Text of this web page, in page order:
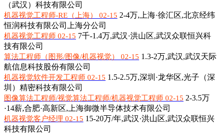
（武汉）科技有限公司
机器视觉工程师-RE（上海） 02-15 2-4万, 上海·徐汇区,北京经纬
恒润科技有限公司上海分公司
机器视觉工程师 02-15 7千-1.4万,武汉·洪山区,武汉众联恒兴科
技有限公司
算法工程师（图形/图像/机器视觉） 02-15 1.3-2万,武汉,武汉天际
航信息科技股份有限公司
机器视觉软件开发工程师 02-15 1.5-2.5万,深圳·龙华区,光子（深
圳）精密科技有限公司
图像算法工程师/视觉算法工程师/机器视觉工程师 02-15 2-3.5万
·14薪,合肥·高新区,上海御微半导体技术有限公司
机器视觉客户经理 02-15 15-20万/年,武汉·洪山区,武汉众联恒兴
科技有限公司